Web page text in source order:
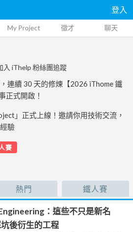
登入
My Project 徵才 聊天
入 iThelp 粉絲團追蹤
連續 30 天的修煉【2026 iThome 鐵
正式開啟！
」正式上線！邀請你用技術交流，
驗
賽
熱門 鐵人賽
：這些不只是新名
後衍生的工程